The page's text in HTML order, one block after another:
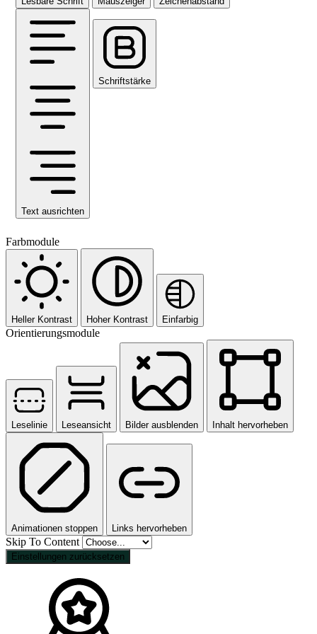
Text ausrichten
Schriftstärke
Farbmodule
Heller Kontrast Hoher Kontrast Einfarbig
Orientierungsmodule
Leselinie Leseansicht Bilder ausblenden Inhalt hervorheben
Animationen stoppen Links hervorheben
Skip To Content
Einstellungen zurücksetzen